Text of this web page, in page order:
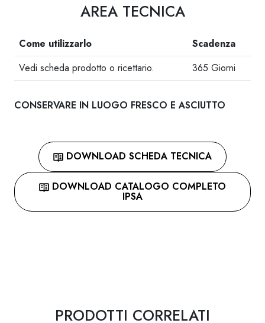
AREA TECNICA
Come utilizzarlo
Scadenza
Vedi scheda prodotto o ricettario.
365 Giorni
CONSERVARE IN LUOGO FRESCO E ASCIUTTO
DOWNLOAD SCHEDA TECNICA
DOWNLOAD CATALOGO COMPLETO
IPSA
PRODOTTI CORRELATI